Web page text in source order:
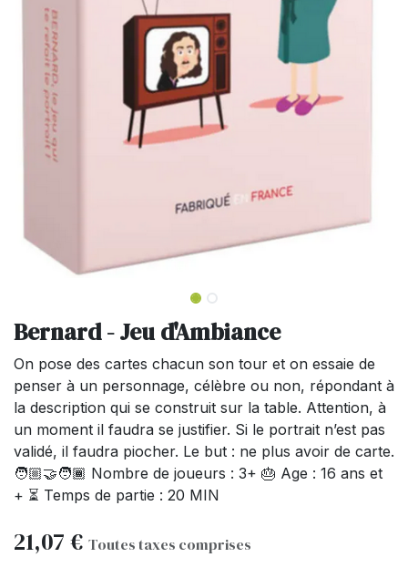
Bernard - Jeu d'Ambiance
On pose des cartes chacun son tour et on essaie de
penser à un personnage, célèbre ou non, répondant à
la description qui se construit sur la table. Attention, à
un moment il faudra se justifier. Si le portrait n’est pas
validé, il faudra piocher. Le but : ne plus avoir de carte.
🧑🏼‍🤝‍🧑🏾 Nombre de joueurs : 3+ 🎂 Age : 16 ans et
+ ⏳ Temps de partie : 20 MIN
21,07 € Toutes taxes comprises